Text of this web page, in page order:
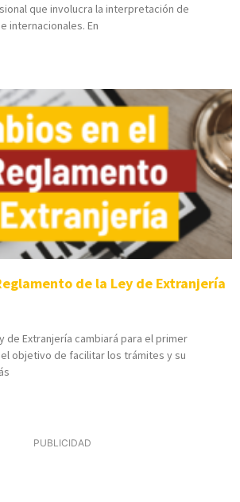
que involucra la interpretación de
internacionales. En
de la Ley de Extranjería
de Extranjería cambiará para el primer
objetivo de facilitar los trámites y su
PUBLICIDAD